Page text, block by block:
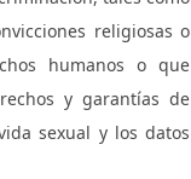
religiosas o
humanos o que
y garantías de
sexual y los datos